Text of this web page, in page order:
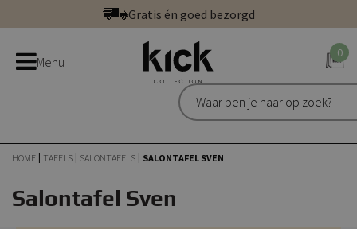
direct
naar
Gratis én goed bezorgd
Bestel bij de officiële Kick webshop
Uitstekend | 300+ reviews
Gratis én goed bezorgd
Menu
0
HOME TAFELS SALONTAFELS SALONTAFEL SVEN
Salontafel Sven